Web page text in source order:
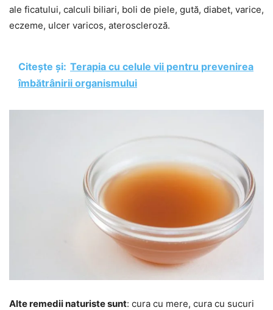
ale ficatului, calculi biliari, boli de piele, gută, diabet, varice,
eczeme, ulcer varicos, ateroscleroză.
Citește și: Terapia cu celule vii pentru prevenirea
îmbătrânirii organismului
Alte remedii naturiste sunt: cura cu mere, cura cu sucuri